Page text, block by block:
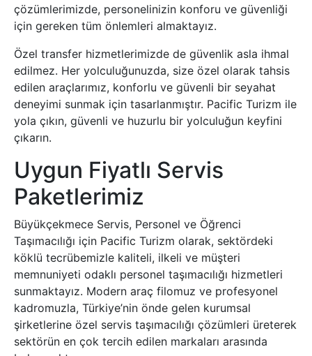
çözümlerimizde, personelinizin konforu ve güvenliği
için gereken tüm önlemleri almaktayız.
Özel transfer hizmetlerimizde de güvenlik asla ihmal
edilmez. Her yolculuğunuzda, size özel olarak tahsis
edilen araçlarımız, konforlu ve güvenli bir seyahat
deneyimi sunmak için tasarlanmıştır. Pacific Turizm ile
yola çıkın, güvenli ve huzurlu bir yolculuğun keyfini
çıkarın.
Uygun Fiyatlı Servis
Paketlerimiz
Büyükçekmece Servis, Personel ve Öğrenci
Taşımacılığı için Pacific Turizm olarak, sektördeki
köklü tecrübemizle kaliteli, ilkeli ve müşteri
memnuniyeti odaklı personel taşımacılığı hizmetleri
sunmaktayız. Modern araç filomuz ve profesyonel
kadromuzla, Türkiye’nin önde gelen kurumsal
şirketlerine özel servis taşımacılığı çözümleri üreterek
sektörün en çok tercih edilen markaları arasında